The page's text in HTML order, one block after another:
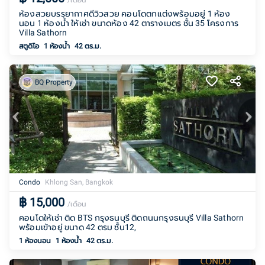
ห้องสวยบรรยากาศดีวิวสวย คอนโดตกแต่งพร้อมอยู่ 1 ห้อง
นอน 1 ห้องน้ำ ให้เช่า ขนาดห้อง 42 ตารางเมตร ชั้น 35 โครงการ
Villa Sathorn
สตูดิโอ 1 ห้องน้ำ 42 ตร.ม.
BQ Property
Condo Khlong San, Bangkok
฿ 15,000 /เดือน
คอนโดให้เช่า ติด BTS กรุงธนบุรี ติดถนนกรุงธนบุรี Villa Sathorn
พร้อมเข้าอยู่ ขนาด 42 ตรม ชั้น12,
1 ห้องนอน 1 ห้องน้ำ 42 ตร.ม.